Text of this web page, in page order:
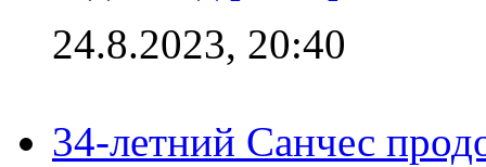
24.8.2023, 20:40
34-летний Санчес